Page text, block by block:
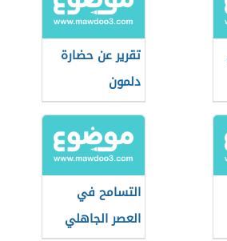
تقرير عن حضارة
دلمون
التسامح في
العصر الجاهلي